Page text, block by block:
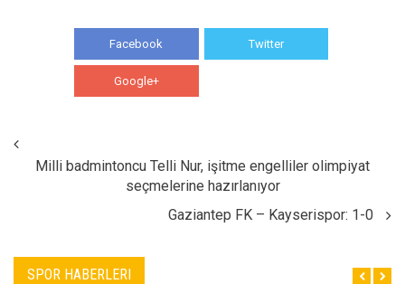
Facebook Twitter
Google+
Milli badmintoncu Telli Nur, işitme engelliler olimpiyat
seçmelerine hazırlanıyor
Gaziantep FK – Kayserispor: 1-0
SPOR HABERLERI